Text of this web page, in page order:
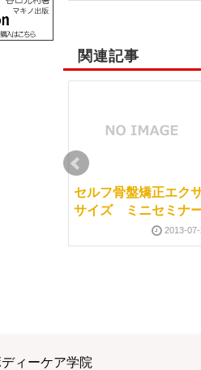
関連記事
セルフ骨盤矯正エク
サイズ ミニセミナ
2013-
もー
ィーケア学院